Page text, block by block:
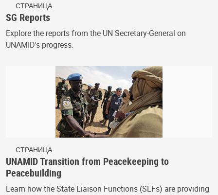
СТРАНИЦА
SG Reports
Explore the reports from the UN Secretary-General on
UNAMID's progress.
СТРАНИЦА
UNAMID Transition from Peacekeeping to
Peacebuilding
Learn how the State Liaison Functions (SLFs) are providing